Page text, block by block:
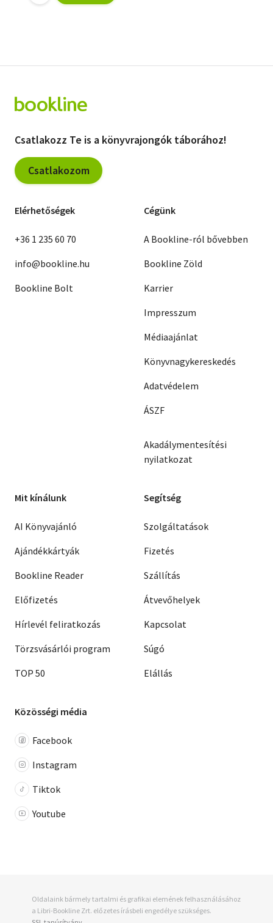
Csatlakozz Te is a könyvrajongók táborához!
Csatlakozom
Elérhetőségek
+36 1 235 60 70
info@bookline.hu
Bookline Bolt
Cégünk
A Bookline-ról bővebben
Bookline Zöld
Karrier
Impresszum
Médiaajánlat
Könyvnagykereskedés
Adatvédelem
ÁSZF
Akadálymentesítési
nyilatkozat
Mit kínálunk
AI Könyvajánló
Ajándékkártyák
Bookline Reader
Előfizetés
Hírlevél feliratkozás
Törzsvásárlói program
TOP 50
Segítség
Szolgáltatások
Fizetés
Szállítás
Átvevőhelyek
Kapcsolat
Súgó
Elállás
Közösségi média
Facebook
Instagram
Tiktok
Youtube
Oldalaink bármely tartalmi és grafikai elemének felhasználásához
a Libri-Bookline Zrt. előzetes írásbeli engedélye szükséges.